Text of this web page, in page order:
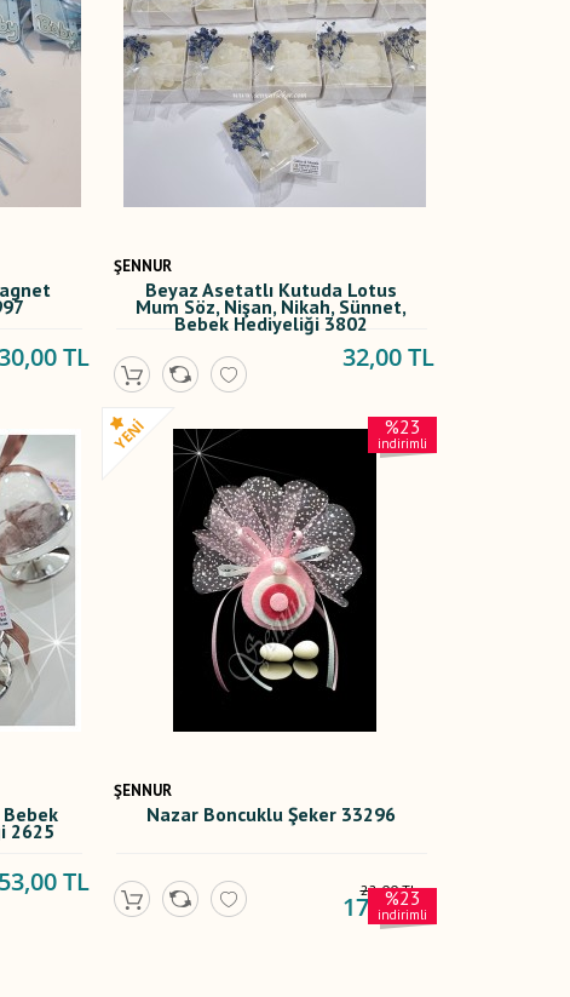
TL
ŞENNUR
Beyaz Asetatlı Kutuda Lotus
Mum Söz, Nişan, Nikah, Sünnet,
Bebek Hediyeliği 3802
32,00 TL
2625
53,00 TL
%23
indirimli
ŞENNUR
Nazar Boncuklu Şeker 33296
22,00 TL
17,00 TL
%23
indirimli